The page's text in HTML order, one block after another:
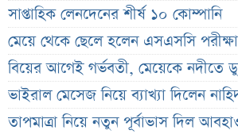
সাপ্তাহিক লেনদেনের শীর্ষ ১০ কোম্পানি
মেয়ে থেকে ছেলে হলেন এসএসসি
বিয়ের আগেই গর্ভবতী, মেয়েকে নদীতে
ভাইরাল মেসেজ নিয়ে ব্যাখ্যা দিলেন
তাপমাত্রা নিয়ে নতুন পূর্বাভাস দিল